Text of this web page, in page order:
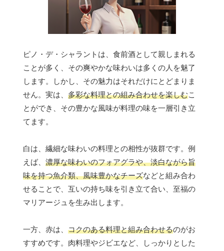
ピノ・デ・シャラントは、食前酒として親しまれる
ことが多く、その爽やかな味わいは多くの人を魅了
します。しかし、その魅力はそれだけにとどまりま
せん。実は、 多彩な料理との組み合わせを楽しむこ
とができ、その豊かな風味が料理の味を一層引き立
てます。
白は、繊細な味わいの料理との相性が抜群です。例
えば、 濃厚な味わいのフォアグラや、淡白ながら旨
味を持つ魚介類、風味豊かなチーズなどと組み合わ
せることで、互いの持ち味を引き立て合い、至福の
マリアージュを生み出します。
一方、赤は、 コクのある料理と組み合わせるのがお
すすめです。肉料理やジビエなど、しっかりとした